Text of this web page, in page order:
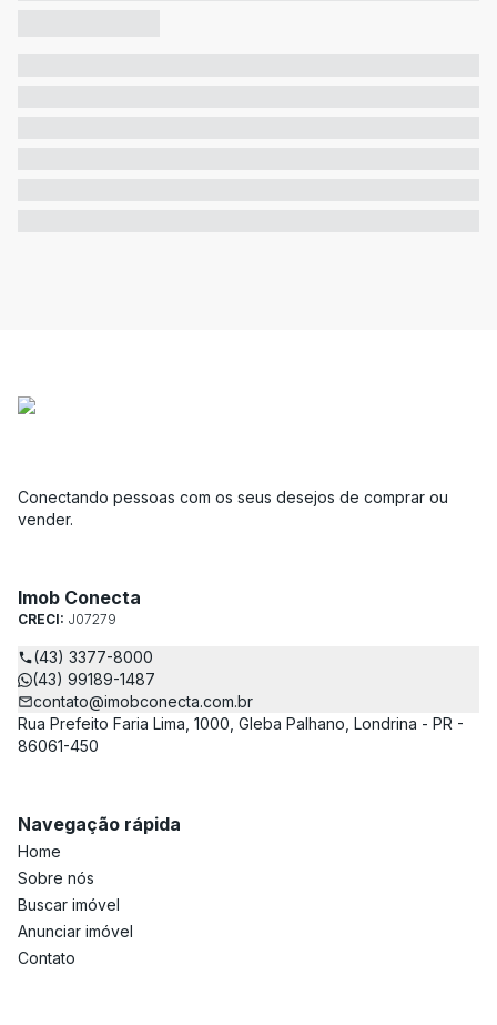
Conectando pessoas com os seus desejos de comprar ou
vender.
Imob Conecta
CRECI: J07279
(43) 3377-8000
(43) 99189-1487
contato@imobconecta.com.br
Rua Prefeito Faria Lima, 1000, Gleba Palhano, Londrina - PR -
86061-450
Navegação rápida
Home
Sobre nós
Buscar imóvel
Anunciar imóvel
Contato